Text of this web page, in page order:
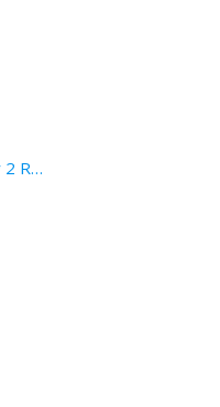
Banque Populaire Saint-Péray 2 Rue denis Papin